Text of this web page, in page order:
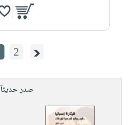
2
صدر حديثاً